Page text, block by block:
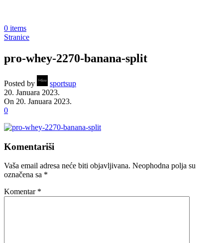
0 items
Stranice
pro-whey-2270-banana-split
Posted by
sportsup
20. Januara 2023.
On 20. Januara 2023.
0
Komentariši
Vaša email adresa neće biti objavljivana. Neophodna polja su
označena sa *
Komentar *